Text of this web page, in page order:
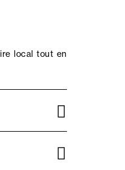
local tout en